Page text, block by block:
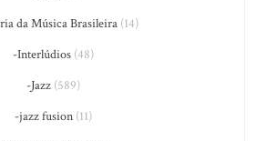
da Música Brasileira(14)
-Interlúdios(48)
-Jazz(589)
-jazz fusion(11)